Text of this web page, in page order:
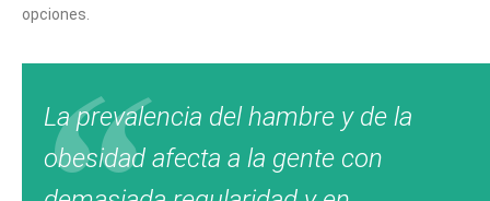
opciones.
La prevalencia del hambre y de la
obesidad afecta a la gente con